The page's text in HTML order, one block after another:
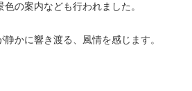
の案内なども行われました。
かに響き渡る、風情を感じます。